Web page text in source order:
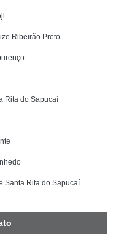
Ribeirão Preto
Rita do Sapucaí
Santa Rita do Sapucaí